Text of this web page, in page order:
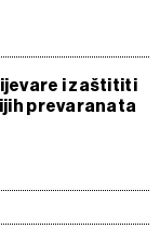
i zaštititi
prevaranata